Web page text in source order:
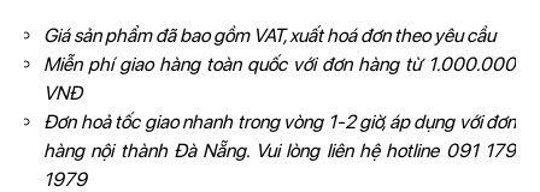
Giá sản phẩm đã bao gồm VAT, xuất hoá đơn theo yêu cầu
Miễn phí giao hàng toàn quốc với đơn hàng từ 1.000.000
VNĐ
Đơn hoả tốc giao nhanh trong vòng 1-2 giờ, áp dụng với đơn
hàng nội thành Đà Nẵng. Vui lòng liên hệ hotline 091 179
1979